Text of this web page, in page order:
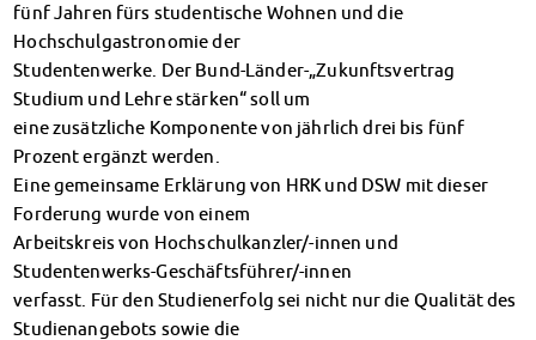
Sozialberatung
Finanzierungsberatung
Rückerstattung Semesterbeitrag
PsychoSoziale Beratung
Kursangebote
Anmeldung Sonderveranstaltungen
Rechtsberatung
Chatberatung
FAQs Soziales & Beratung
Dokumente
AnsprechpartnerInnen
fünf Jahren fürs studentische Wohnen und die
Hochschulgastronomie der
Studentenwerke. Der Bund-Länder-„Zukunftsvertrag
Studium und Lehre stärken“ soll um
eine zusätzliche Komponente von jährlich drei bis fünf
Prozent ergänzt werden.
Eine gemeinsame Erklärung von HRK und DSW mit dieser
Forderung wurde von einem
Arbeitskreis von Hochschulkanzler/-innen und
Studentenwerks-Geschäftsführer/-innen
verfasst. Für den Studienerfolg sei nicht nur die Qualität des
Studienangebots sowie die